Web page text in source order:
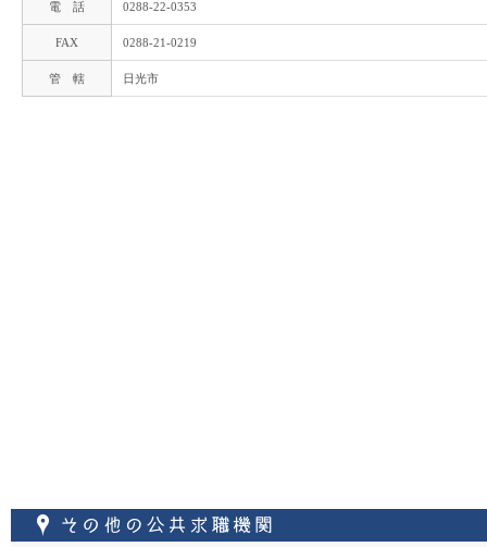
電 話 0288-22-0353
FAX 0288-21-0219
管 轄 日光市